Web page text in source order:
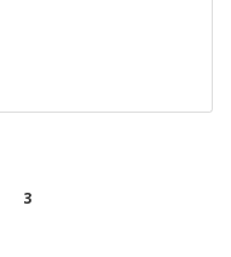
3